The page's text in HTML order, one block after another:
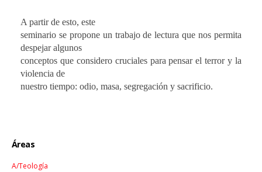
A partir de esto, este
seminario se propone un trabajo de lectura que nos permita
despejar algunos
conceptos que considero cruciales para pensar el terror y la
violencia de
nuestro tiempo: odio, masa, segregación y sacrificio.
Áreas
A/Teología